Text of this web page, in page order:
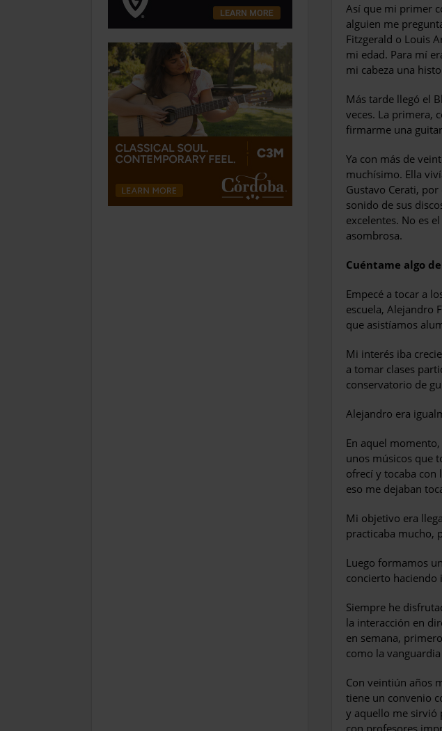
Así que mi primer
alguien me
Fitzgerald o Louis
mi edad. Para mí
mi cabeza una
Más tarde llegó el
veces. La primera,
firmarme una
Ya con más de
muchísimo. Ella
Gustavo Cerati,
sonido de sus
excelentes. No es
asombrosa.
Cuéntame algo
Empecé a tocar a
escuela, Alejandro
que asistíamos
Mi interés iba
a tomar clases
conservatorio de
Alejandro era
En aquel
unos músicos que
ofrecí y tocaba
eso me dejaban
Mi objetivo era
practicaba mucho,
Luego formamos
concierto haciendo
Siempre he
la interacción en
en semana,
como la vanguardia
Con veintiún años
tiene un convenio
y aquello me sirvió
con profesores